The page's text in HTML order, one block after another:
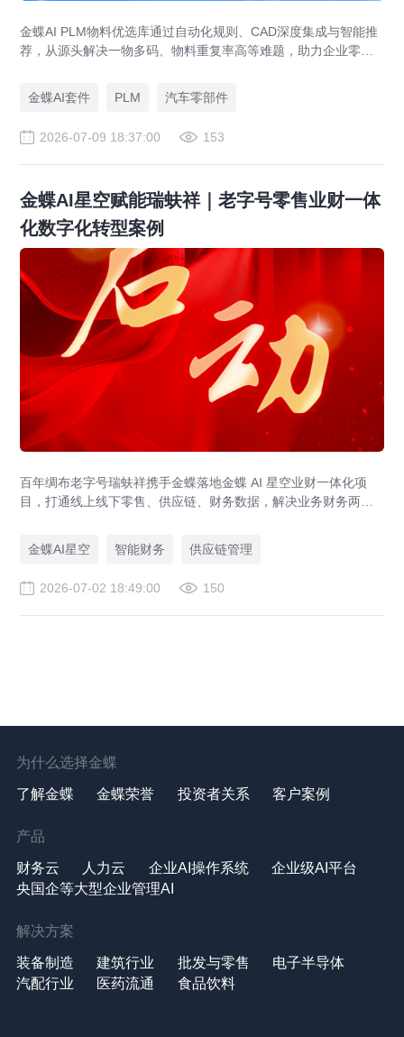
金蝶AI PLM物料优选库通过自动化规则、CAD深度集成与智能推
荐，从源头解决一物多码、物料重复率高等难题，助力企业零部
金蝶AI套件
PLM 汽车零部件
2026-07-09 18:37:00 153
金蝶AI星空赋能瑞蚨祥｜老字号零售业财一体
化数字化转型案例
百年绸布老字号瑞蚨祥携手金蝶落地金蝶 AI 星空业财一体化项
目，打通线上线下零售、供应链、财务数据，解决业务财务两张
金蝶AI星空
智能财务 供应链管理
2026-07-02 18:49:00 150
为什么选择金蝶
了解金蝶 金蝶荣誉 投资者关系 客户案例
产品
财务云 人力云 企业AI操作系统
企业级AI平台
央国企等大型企业管理AI
解决方案
装备制造 建筑行业 批发与零售
电子半导体
汽配行业
医药流通 食品饮料